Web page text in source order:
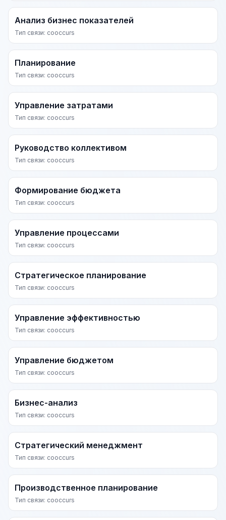
Анализ бизнес показателей
Тип связи: cooccurs
Планирование
Тип связи: cooccurs
Управление затратами
Тип связи: cooccurs
Руководство коллективом
Тип связи: cooccurs
Формирование бюджета
Тип связи: cooccurs
Управление процессами
Тип связи: cooccurs
Стратегическое планирование
Тип связи: cooccurs
Управление эффективностью
Тип связи: cooccurs
Управление бюджетом
Тип связи: cooccurs
Бизнес-анализ
Тип связи: cooccurs
Стратегический менеджмент
Тип связи: cooccurs
Производственное планирование
Тип связи: cooccurs